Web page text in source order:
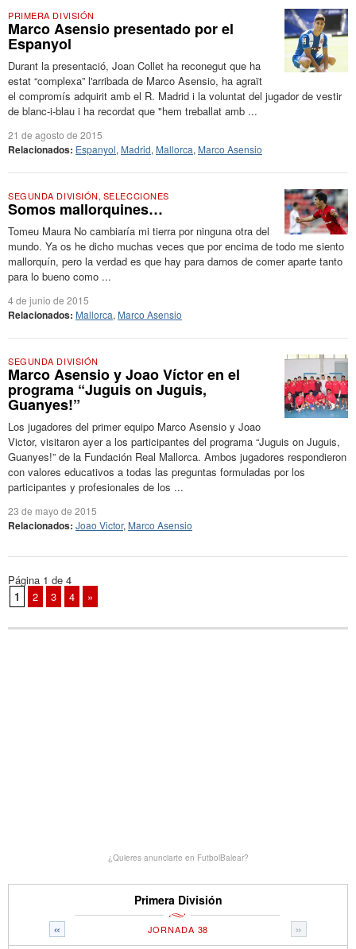
PRIMERA DIVISIÓN
Marco Asensio presentado por el
Espanyol
Durant la presentació, Joan Collet ha reconegut que ha
estat “complexa” l'arribada de Marco Asensio, ha agraït
el compromís adquirit amb el R. Madrid i la voluntat del jugador de vestir
de blanc-i-blau i ha recordat que "hem treballat amb ...
21 de agosto de 2015
Relacionados: Espanyol, Madrid, Mallorca, Marco Asensio
SEGUNDA DIVISIÓN, SELECCIONES
Somos mallorquines…
Tomeu Maura No cambiaría mi tierra por ninguna otra del
mundo. Ya os he dicho muchas veces que por encima de todo me siento
mallorquín, pero la verdad es que hay para darnos de comer aparte tanto
para lo bueno como ...
4 de junio de 2015
Relacionados: Mallorca, Marco Asensio
SEGUNDA DIVISIÓN
Marco Asensio y Joao Víctor en el
programa “Juguis on Juguis,
Guanyes!”
Los jugadores del primer equipo Marco Asensio y Joao
Victor, visitaron ayer a los participantes del programa “Juguis on Juguis,
Guanyes!” de la Fundación Real Mallorca. Ambos jugadores respondieron
con valores educativos a todas las preguntas formuladas por los
participantes y profesionales de los ...
23 de mayo de 2015
Relacionados: Joao Victor, Marco Asensio
Página 1 de 4
1
2 3 4 »
¿Quieres anunciarte en FutbolBalear?
Primera División
« »
JORNADA 38